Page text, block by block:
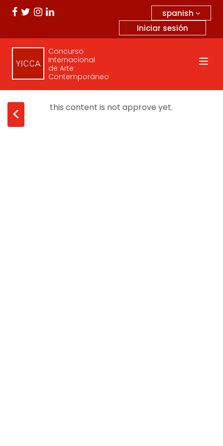
spanish
Iniciar sesión
Concurso
Internacional
de Arte
Contemporáneo
< this content is not approve yet.